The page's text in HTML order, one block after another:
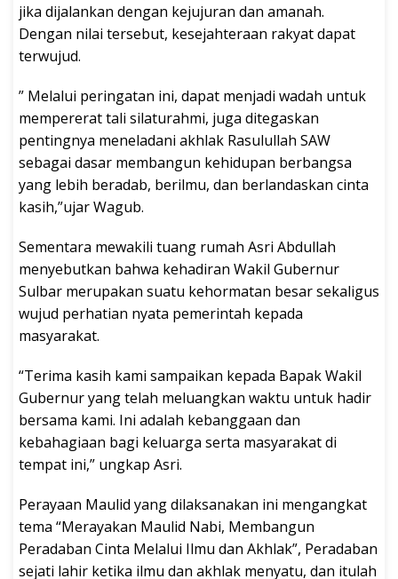
jika dijalankan dengan kejujuran dan amanah.
Dengan nilai tersebut, kesejahteraan rakyat dapat
terwujud.
” Melalui peringatan ini, dapat menjadi wadah untuk
mempererat tali silaturahmi, juga ditegaskan
pentingnya meneladani akhlak Rasulullah SAW
sebagai dasar membangun kehidupan berbangsa
yang lebih beradab, berilmu, dan berlandaskan cinta
kasih,”ujar Wagub.
Sementara mewakili tuang rumah Asri Abdullah
menyebutkan bahwa kehadiran Wakil Gubernur
Sulbar merupakan suatu kehormatan besar sekaligus
wujud perhatian nyata pemerintah kepada
masyarakat.
“Terima kasih kami sampaikan kepada Bapak Wakil
Gubernur yang telah meluangkan waktu untuk hadir
bersama kami. Ini adalah kebanggaan dan
kebahagiaan bagi keluarga serta masyarakat di
tempat ini,” ungkap Asri.
Perayaan Maulid yang dilaksanakan ini mengangkat
tema “Merayakan Maulid Nabi, Membangun
Peradaban Cinta Melalui Ilmu dan Akhlak”, Peradaban
sejati lahir ketika ilmu dan akhlak menyatu, dan itulah